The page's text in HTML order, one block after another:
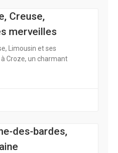
Creuse,
merveilles
Limousin et ses
Croze, un charmant
des-bardes,